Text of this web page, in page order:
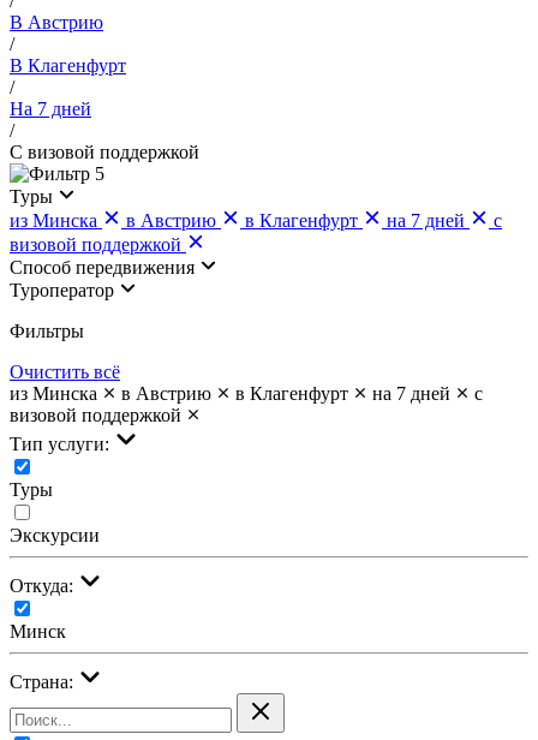
В Австрию
/
В Клагенфурт
/
На 7 дней
/
С визовой поддержкой
5
Туры
из Минска
в Австрию в Клагенфурт на 7 дней
с
визовой поддержкой
Cпособ передвижения
Туроператор
Фильтры
Очистить всё
из Минска
в Австрию в Клагенфурт на 7 дней
с
визовой поддержкой
Тип услуги:
Туры
Экскурсии
Откуда:
Минск
Страна: